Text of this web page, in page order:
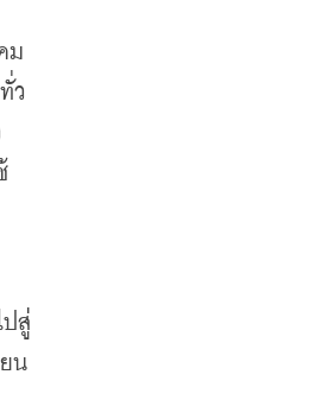
ม
ว
ปสู่
น